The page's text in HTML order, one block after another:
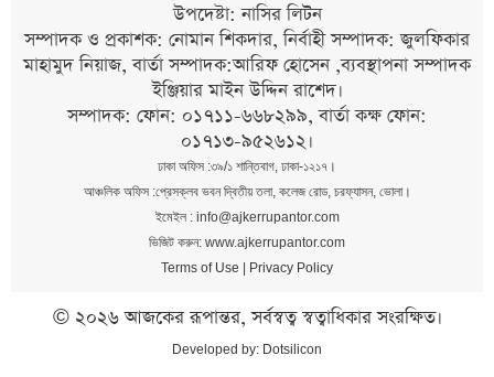
উপদেষ্টা: নাসির লিটন
সম্পাদক ও প্রকাশক: নোমান শিকদার, নির্বাহী সম্পাদক: জুলফিকার
মাহামুদ নিয়াজ, বার্তা সম্পাদক:আরিফ হোসেন ,ব্যবস্থাপনা সম্পাদক
ইঞ্জিয়ার মাইন উদ্দিন রাশেদ।
সম্পাদক: ফোন: ০১৭১১-৬৬৮২৯৯, বার্তা কক্ষ ফোন:
০১৭১৩-৯৫২৬১২।
ঢাকা অফিস :৩৯/১ শান্তিবাগ, ঢাকা-১২১৭।
আঞ্চলিক অফিস :প্রেসক্লব ভবন দ্বিতীয় তলা, কলেজ রোড, চরফ্যাসন, ভোলা।
ইমেইল : info@ajkerrupantor.com
ভিজিট করুন: www.ajkerrupantor.com
Terms of Use | Privacy Policy
© ২০২৬ আজকের রূপান্তর, সর্বস্বত্ব স্বত্বাধিকার সংরক্ষিত।
Developed by: Dotsilicon